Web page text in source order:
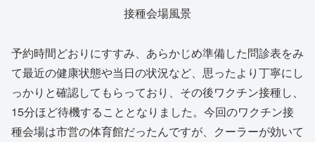
接種会場風景
予約時間どおりにすすみ、あらかじめ準備した問診表をみ
て最近の健康状態や当日の状況など、思ったより丁寧にし
っかりと確認してもらっており、その後ワクチン接種し、
15分ほど待機することとなりました。今回のワクチン接
種会場は市営の体育館だったんですが、クーラーが効いて